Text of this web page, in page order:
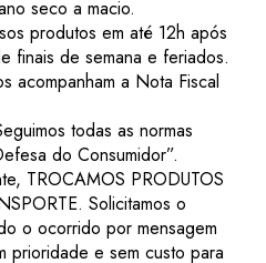
seco a macio.
produtos em até 12h após
finais de semana e feriados.
acompanham a Nota Fiscal
todas as normas
do Consumidor”.
TROCAMOS PRODUTOS
Solicitamos o
o ocorrido por mensagem
prioridade e sem custo para